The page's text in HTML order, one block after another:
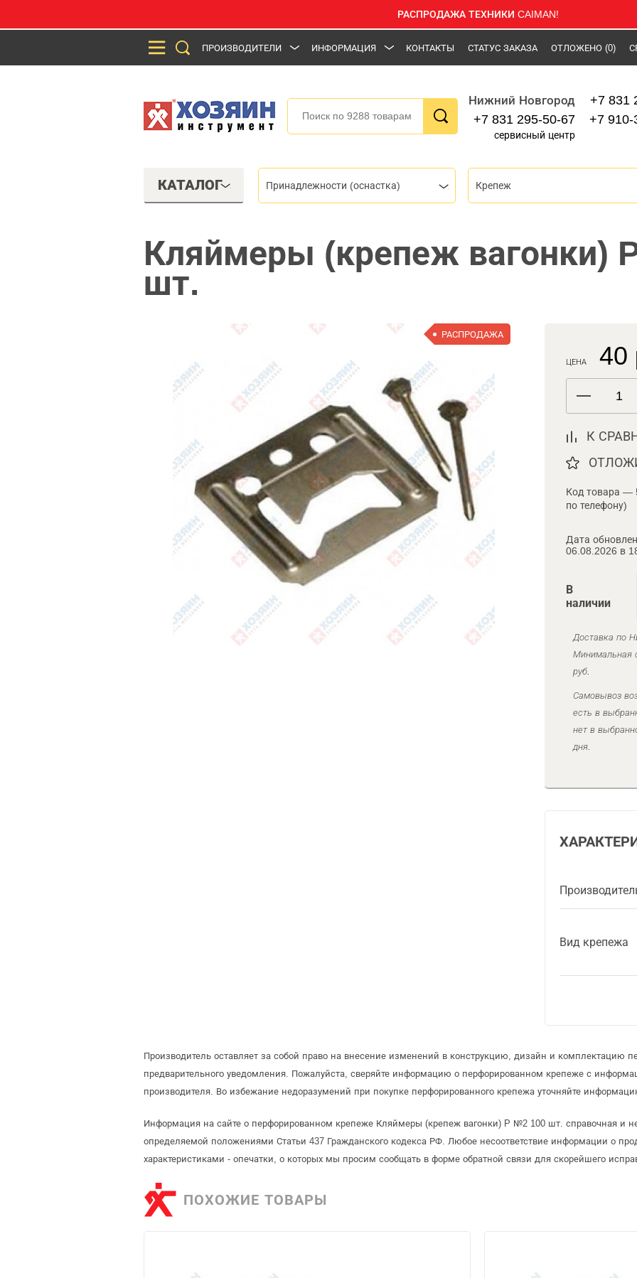
РАСПРОДАЖА ТЕХНИКИ CAIMAN!
ПРОИЗВОДИТЕЛИ ИНФОРМАЦИЯ КОНТАКТЫ СТАТУС ЗАКАЗА ОТЛОЖЕНО (0)
Нижний Новгород
+7 831 295-50-67
сервисный центр
+7 831
+7 910-
КАТАЛОГ Принадлежности (оснастка) Крепеж
Кляймеры (крепеж вагонки)
шт.
РАСПРОДАЖА
ЦЕНА 40
К
Код товара —
по телефону)
Дата
06.08.2026 в
В
наличии
Доставка по
Минимальная
руб.
Самовывоз
есть в
нет в
дня.
Вид крепежа
Производитель оставляет за собой право на внесение изменений в конструкцию, дизайн и комплектацию
предварительного уведомления. Пожалуйста, сверяйте информацию о перфорированном крепеже с
производителя. Во избежание недоразумений при покупке перфорированного крепежа уточняйте
Информация на сайте о перфорированном крепеже Кляймеры (крепеж вагонки) P №2 100 шт. справочная и
определяемой положениями Статьи 437 Гражданского кодекса РФ. Любое несоответствие информации о
характеристиками - опечатки, о которых мы просим сообщать в форме обратной связи для скорейшего
ПОХОЖИЕ ТОВАРЫ